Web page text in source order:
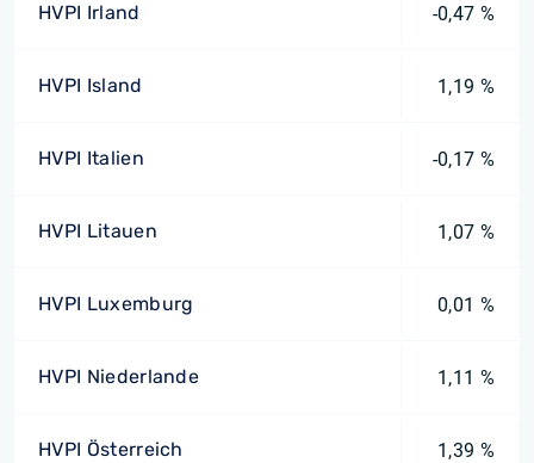
HVPI Irland -0,47 %
HVPI Island 1,19 %
HVPI Italien -0,17 %
HVPI Litauen 1,07 %
HVPI Luxemburg 0,01 %
HVPI Niederlande 1,11 %
HVPI Österreich 1,39 %